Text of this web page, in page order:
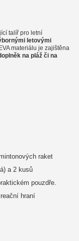
talíř pro letní
letovými
materiálu je zajištěna
na pláž či na
raket
a 2 kusů
pouzdře.
hraní